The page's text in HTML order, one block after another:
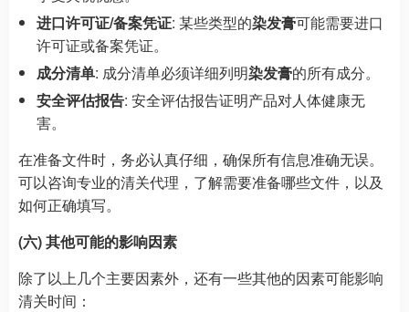
进口许可证/备案凭证: 某些类型的染发膏可能需要进口
许可证或备案凭证。
成分清单: 成分清单必须详细列明染发膏的所有成分。
安全评估报告: 安全评估报告证明产品对人体健康无
害。
在准备文件时，务必认真仔细，确保所有信息准确无误。
可以咨询专业的清关代理，了解需要准备哪些文件，以及
如何正确填写。
(六) 其他可能的影响因素
除了以上几个主要因素外，还有一些其他的因素可能影响
清关时间：